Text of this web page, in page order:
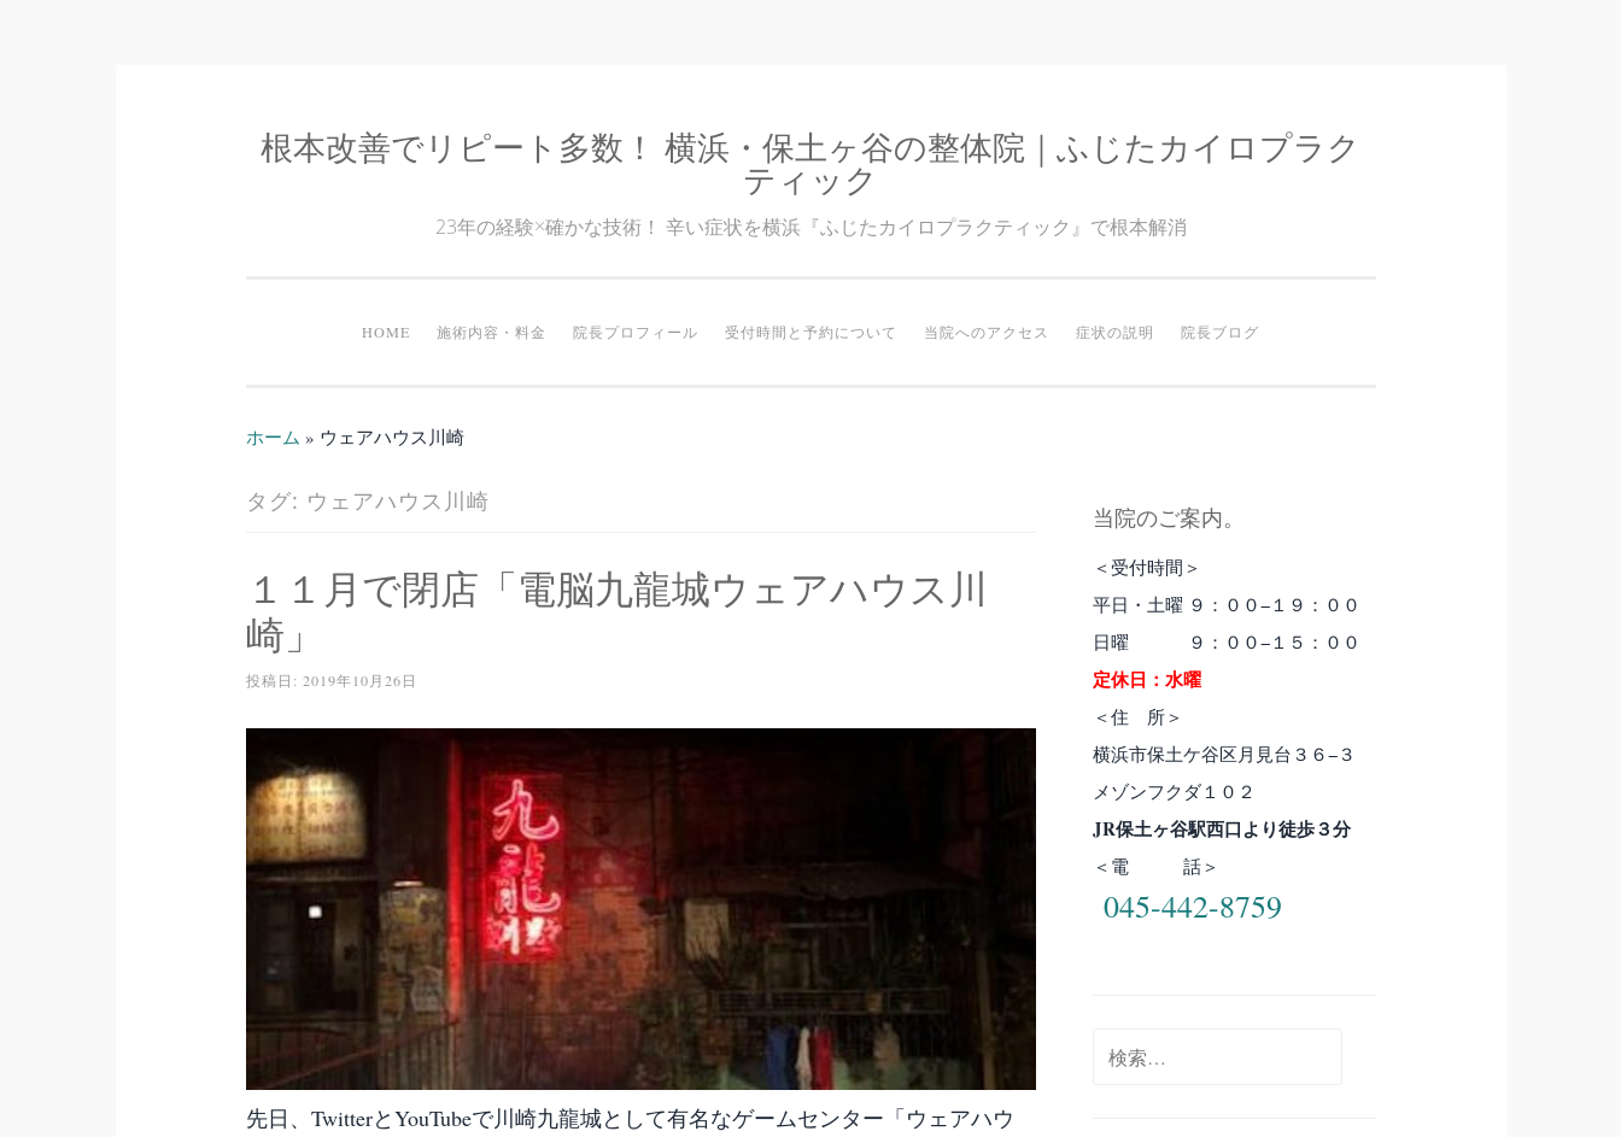
コ
プ
根本改善でリピート多数！ 横浜・保土ヶ谷の整体院｜ふじたカイロプラク
ティック
23年の経験×確かな技術！ 辛い症状を横浜『ふじたカイロプラクティック』で根本解消
HOME 施術内容・料金 院長プロフィール 受付時間と予約について 当院へのアクセス 症状の説明 院長ブログ
ホーム » ウェアハウス川崎
タグ: ウェアハウス川崎
１１月で閉店「電脳九龍城ウェアハウス川
崎」
投稿日: 2019年10月26日
先日、TwitterとYouTubeで川崎九龍城として有名なゲームセンター「ウェアハウ
当院のご案内。
＜受付時間＞
平日・土曜 ９：００−１９：００
日曜 ９：００−１５：００
定休日：水曜
＜住 所＞
横浜市保土ケ谷区月見台３６−３
メゾンフクダ１０２
JR保土ヶ谷駅西口より徒歩３分
＜電 話＞
045-442-8759